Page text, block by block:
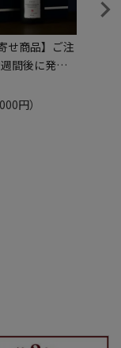
せ商品】ご注
間後に発送
継 つぐ
大吟醸
円）